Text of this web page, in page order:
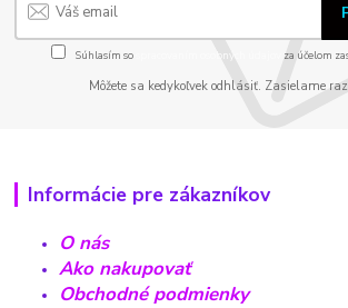
Súhlasím so spracovaním osobných údajov za účelom
Môžete sa kedykoľvek odhlásiť. Zasielame
Informácie pre zákazníkov
O nás
Ako nakupovať
Obchodné podmienky